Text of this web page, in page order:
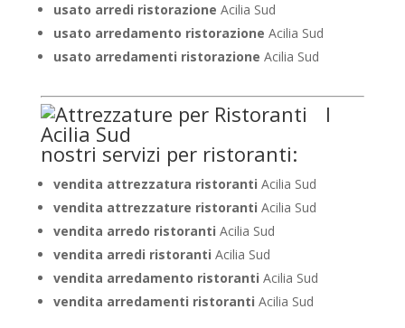
usato arredi ristorazione Acilia Sud
usato arredamento ristorazione Acilia Sud
usato arredamenti ristorazione Acilia Sud
I
nostri servizi per ristoranti:
vendita attrezzatura ristoranti Acilia Sud
vendita attrezzature ristoranti Acilia Sud
vendita arredo ristoranti Acilia Sud
vendita arredi ristoranti Acilia Sud
vendita arredamento ristoranti Acilia Sud
vendita arredamenti ristoranti Acilia Sud